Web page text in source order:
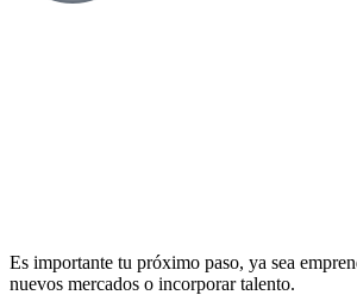
Es importante tu próximo paso, ya sea
nuevos mercados o incorporar talento.